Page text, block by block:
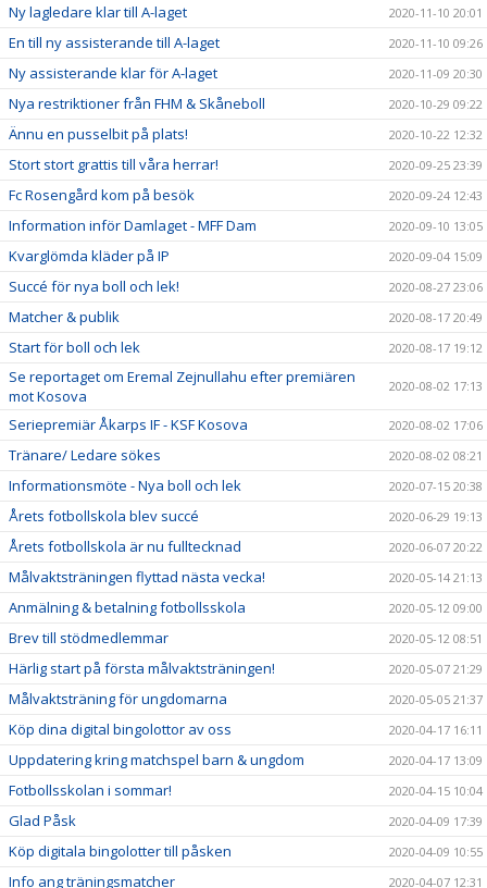
Ny lagledare klar till A-laget 2020-11-10 20:01
En till ny assisterande till A-laget 2020-11-10 09:26
Ny assisterande klar för A-laget 2020-11-09 20:30
Nya restriktioner från FHM & Skåneboll 2020-10-29 09:22
Ännu en pusselbit på plats! 2020-10-22 12:32
Stort stort grattis till våra herrar! 2020-09-25 23:39
Fc Rosengård kom på besök 2020-09-24 12:43
Information inför Damlaget - MFF Dam 2020-09-10 13:05
Kvarglömda kläder på IP 2020-09-04 15:09
Succé för nya boll och lek! 2020-08-27 23:06
Matcher & publik 2020-08-17 20:49
Start för boll och lek 2020-08-17 19:12
Se reportaget om Eremal Zejnullahu efter premiären
mot Kosova
2020-08-02 17:13
Seriepremiär Åkarps IF - KSF Kosova 2020-08-02 17:06
Tränare/ Ledare sökes 2020-08-02 08:21
Informationsmöte - Nya boll och lek 2020-07-15 20:38
Årets fotbollskola blev succé 2020-06-29 19:13
Årets fotbollskola är nu fulltecknad 2020-06-07 20:22
Målvaktsträningen flyttad nästa vecka! 2020-05-14 21:13
Anmälning & betalning fotbollsskola 2020-05-12 09:00
Brev till stödmedlemmar 2020-05-12 08:51
Härlig start på första målvaktsträningen! 2020-05-07 21:29
Målvaktsträning för ungdomarna 2020-05-05 21:37
Köp dina digital bingolottor av oss 2020-04-17 16:11
Uppdatering kring matchspel barn & ungdom 2020-04-17 13:09
Fotbollsskolan i sommar! 2020-04-15 10:04
Glad Påsk 2020-04-09 17:39
Köp digitala bingolotter till påsken 2020-04-09 10:55
Info ang träningsmatcher 2020-04-07 12:31